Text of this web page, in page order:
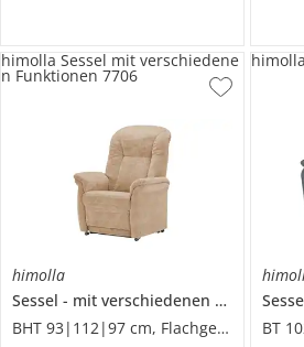
himolla
Sessel
mit verschiedenen Funktionen
BHT 93|112|97 cm, Flachgewebe
himolla Sessel mit verschiedene
n Funktionen 7706
BT